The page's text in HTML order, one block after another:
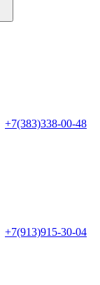
+7(383)338-00-48
+7(913)915-30-04